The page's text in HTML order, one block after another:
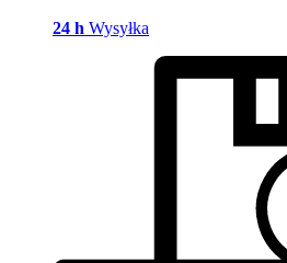
24 h Wysyłka